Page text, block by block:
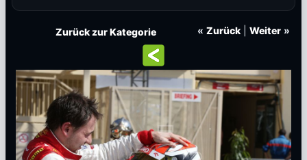
« Zurück Weiter »
Zurück zur Kategorie